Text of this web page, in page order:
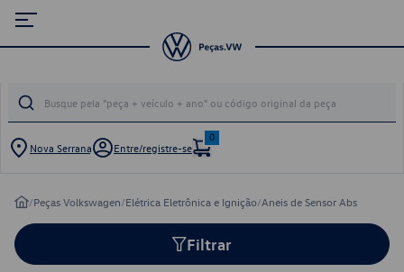
Nova Serrana Entre/registre-se
0
/Peças Volkswagen/Elétrica Eletrônica e Ignição/Aneis de Sensor Abs
Filtrar